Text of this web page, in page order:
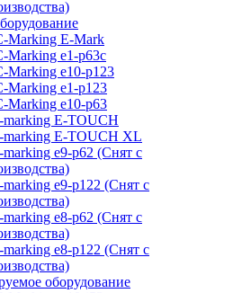
Marking E-Mark
Marking e1-p63с
Marking e10-p123
Marking e1-p123
Marking e10-p63
marking E-TOUCH
marking E-TOUCH XL
marking e9-p62 (Снят с
marking e9-p122 (Снят с
marking e8-p62 (Снят с
marking e8-p122 (Снят с
оборудование